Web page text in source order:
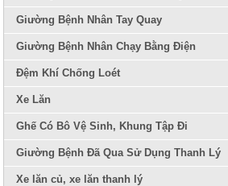
Giường Bệnh Nhân Tay Quay
Giường Bệnh Nhân Chạy Bằng Điện
Đệm Khí Chống Loét
Xe Lăn
Ghế Có Bô Vệ Sinh, Khung Tập Đi
Giường Bệnh Đã Qua Sử Dụng Thanh Lý
Xe lăn củ, xe lăn thanh lý